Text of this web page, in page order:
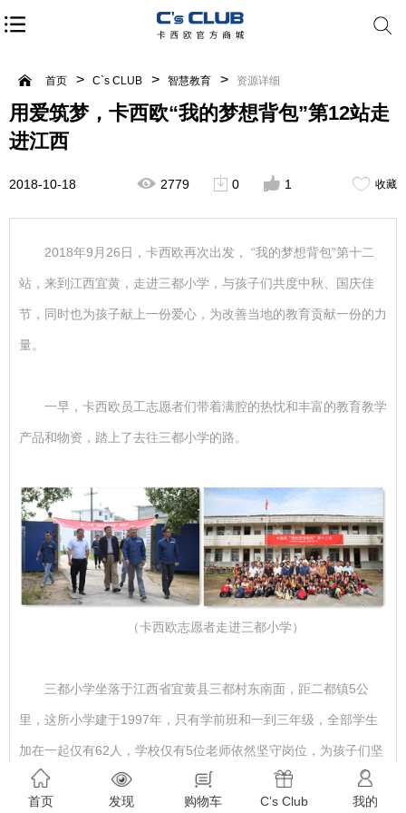
首页 C`s CLUB 智慧教育 资源详细
用爱筑梦，卡西欧“我的梦想背包”第12站走
进江西
2018-10-18 2779 0 1 收藏
2018年9月26日，卡西欧再次出发， “我的梦想背包”第十二
站，来到江西宜黄，走进三都小学，与孩子们共度中秋、国庆佳
节，同时也为孩子献上一份爱心，为改善当地的教育贡献一份的力
量。
一早，卡西欧员工志愿者们带着满腔的热忱和丰富的教育教学
产品和物资，踏上了去往三都小学的路。
（卡西欧志愿者走进三都小学）
三都小学坐落于江西省宜黄县三都村东南面，距二都镇5公
里，这所小学建于1997年，只有学前班和一到三年级，全部学生
加在一起仅有62 人，学校仅有5位老师依然坚守岗位，为孩子们坚
持上课。其中有3位老师来自县城，因为学校没有住房，老师中午
首页 发现 购物车 C’s Club 我的